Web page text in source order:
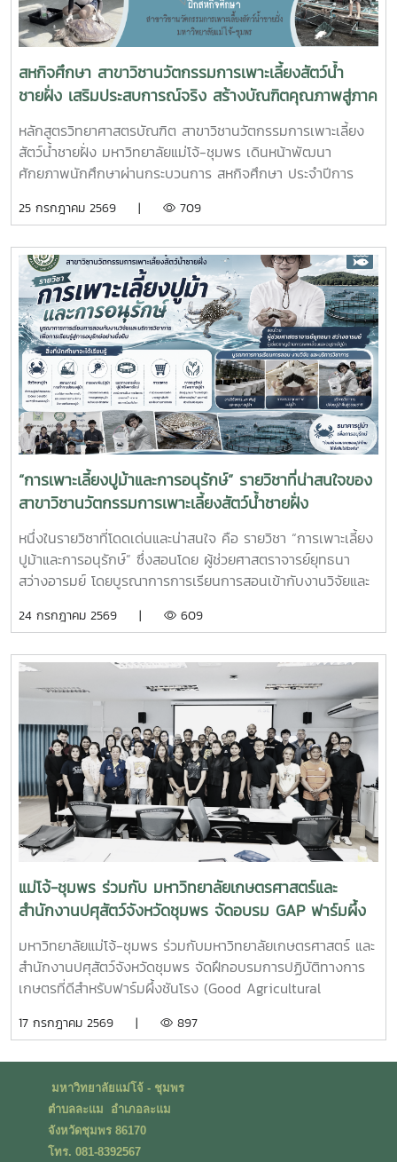
รับทราบรายละเอียดราคาและเห็นควรให้เสนอคณะกรรมการ
จังหวัดขอรับเงินอุดหนุนจากกกองทุนจัดรูปเพื่อพัฒนาพื้นที่
สหกิจศึกษา สาขาวิชานวัตกรรมการเพาะเลี้ยงสัตว์น้ำ
ชายฝั่ง เสริมประสบการณ์จริง สร้างบัณฑิตคุณภาพสู่ภาค
อุตสาหกรรมการผลิตสัตว์น้ำ
หลักสูตรวิทยาศาสตรบัณฑิต สาขาวิชานวัตกรรมการเพาะเลี้ยง
สัตว์น้ำชายฝั่ง มหาวิทยาลัยแม่โจ้-ชุมพร เดินหน้าพัฒนา
ศักยภาพนักศึกษาผ่านกระบวนการ สหกิจศึกษา ประจำปีการ
การและหน่วยงานภาคีเครือข่ายเป็นระยะเวลา 4 เดือน เพื่อให้
ความรู้จากห้องเรียนไปประยุกต์ใช้ในการทำงานจริงทั้งนี้ สหกิจ
ศึกษาเป็นส่วนสำคัญของการจัดการเรียนการสอน ที่มุ่งเน้นการ
ผลิตบัณฑิตให้มีความพร้อมทั้งด้านวิชาการและวิชาชีพ นักศึกษา
จะได้ฝึกทักษะการทำงานในสภาพแวดล้อมจริง เรียนรู้การแก้ไข
ปัญหาเฉพาะหน้า อดทน สู้งาน ซื่อสัตย์ มีสัมมาคารวะ ทำงาน
ร่วมกับผู้อื่นได้ และการปรับตัวให้เข้ากับองค์กร ตลอดจนพัฒนา
ทักษะวิชาชีพด้านการเพาะเลี้ยงสัตว์น้ำชายฝั่ง ให้สอดคล้องกับ
ความต้องการของภาคอุตสาหกรรมการผลิตสัตว์น้ำและอื่นๆที่
เกี่ยวข้อง
25 กรกฎาคม 2569 | 709
“การเพาะเลี้ยงปูม้าและการอนุรักษ์” รายวิชาที่น่าสนใจของ
สาขาวิชานวัตกรรมการเพาะเลี้ยงสัตว์น้ำชายฝั่ง
หนึ่งในรายวิชาที่โดดเด่นและน่าสนใจ คือ รายวิชา “การเพาะเลี้ยง
ปูม้าและการอนุรักษ์” ซึ่งสอนโดย ผู้ช่วยศาสตราจารย์ยุทธนา
สว่างอารมย์ โดยบูรณาการการเรียนการสอนเข้ากับงานวิจัยและ
และภาคปฏิบัติ ตั้งแต่ชีววิทยาและวงจรชีวิตของปูม้า การเพาะ
และการฟื้นฟูทรัพยากรปูม้าในพื้นที่ชายฝั่งนักศึกษาจะได้ลงพื้นที่
ปฏิบัติงานจริง ร่วมศึกษาวิจัยและทำกิจกรรมบริการวิชาการกับ
ชุมชน ภาคีเครือข่าย และหน่วยงานที่เกี่ยวข้อง เพื่อแลกเปลี่ยน
องค์ความรู้และร่วมกันพัฒนาแนวทางการอนุรักษ์ทรัพยากรทาง
ทะเล อันเป็นการสร้างประสบการณ์การเรียนรู้จากสถานการณ์
จริง พร้อมปลูกฝังความรับผิดชอบต่อสังคมและสิ่งแวดล้อม
24 กรกฎาคม 2569 | 609
แม่โจ้-ชุมพร ร่วมกับ มหาวิทยาลัยเกษตรศาสตร์และ
สำนักงานปศุสัตว์จังหวัดชุมพร จัดอบรม GAP ฟาร์มผึ้ง
ชันโรง ยกระดับมาตรฐานการเลี้ยงสู่การพัฒนาเศรษฐกิจ
ชุมชนอย่างยั่งยืน
มหาวิทยาลัยแม่โจ้-ชุมพร ร่วมกับมหาวิทยาลัยเกษตรศาสตร์ และ
สำนักงานปศุสัตว์จังหวัดชุมพร จัดฝึกอบรมการปฏิบัติทางการ
เกษตรที่ดีสำหรับฟาร์มผึ้งชันโรง (Good Agricultural
กรกฎาคม พ.ศ. 2569 ณ ห้องประชุมชั้นดาดฟ้า อาคารบุญรอด
อบรม และอาจารย์วีรชัย เพชรสุทธิ์ รองคณบดีฝ่ายวิชาการ วิจัย
และบริการวิชาการ กล่าวต้อนรับผู้เข้าร่วมอบรม โดยได้รับเกียรติ
จากวิทยากรผู้ทรงคุณวุฒิจากสำนักงานปศุสัตว์เขต 8 จังหวัด
17 กรกฎาคม 2569 | 897
มหาวิทยาลัยแม่โจ้ - ชุมพร
ตำบลละแม อำเภอละแม
จังหวัดชุมพร 86170
โทร. 081-8392567